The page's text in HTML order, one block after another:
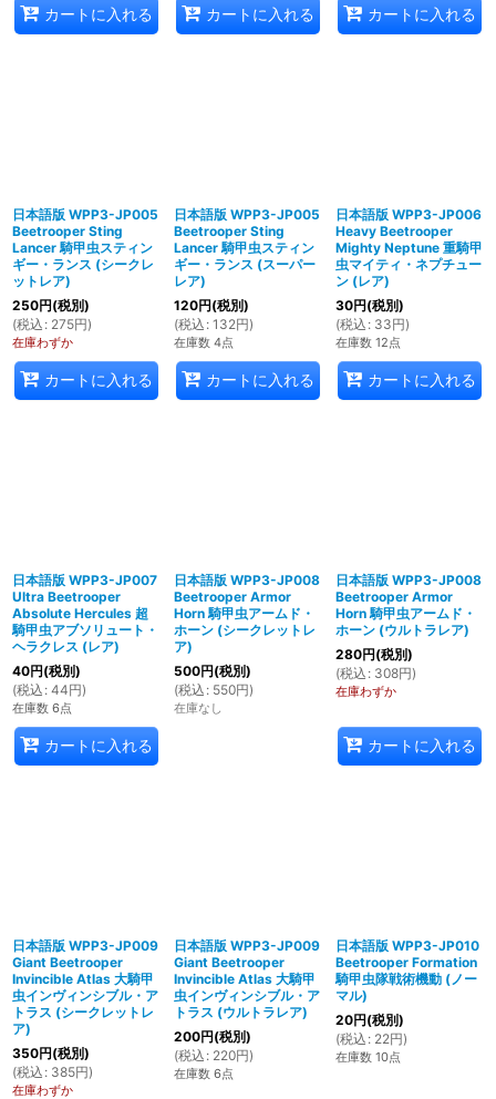
カートに入れる カートに入れる カートに入れる
日本語版 WPP3-JP005
Beetrooper Sting
Lancer 騎甲虫スティン
ギー・ランス (シークレ
ットレア)
250円(税別)
(税込 : 275円)
在庫わずか
カートに入れる
日本語版 WPP3-JP005
Beetrooper Sting
Lancer 騎甲虫スティン
ギー・ランス (スーパー
レア)
120円(税別)
(税込 : 132円)
在庫数 4点
カートに入れる
日本語版 WPP3-JP006
Heavy Beetrooper
Mighty Neptune 重騎甲
虫マイティ・ネプチュー
ン (レア)
30円(税別)
(税込 : 33円)
在庫数 12点
カートに入れる
日本語版 WPP3-JP007
Ultra Beetrooper
Absolute Hercules 超
騎甲虫アブソリュート・
ヘラクレス (レア)
40円(税別)
(税込 : 44円)
在庫数 6点
カートに入れる
日本語版 WPP3-JP008
Beetrooper Armor
Horn 騎甲虫アームド・
ホーン (シークレットレ
ア)
500円(税別)
(税込 : 550円)
在庫なし
日本語版 WPP3-JP008
Beetrooper Armor
Horn 騎甲虫アームド・
ホーン (ウルトラレア)
280円(税別)
(税込 : 308円)
在庫わずか
カートに入れる
日本語版 WPP3-JP009
Giant Beetrooper
Invincible Atlas 大騎甲
虫インヴィンシブル・ア
トラス (シークレットレ
ア)
350円(税別)
(税込 : 385円)
在庫わずか
日本語版 WPP3-JP009
Giant Beetrooper
Invincible Atlas 大騎甲
虫インヴィンシブル・ア
トラス (ウルトラレア)
200円(税別)
(税込 : 220円)
在庫数 6点
日本語版 WPP3-JP010
Beetrooper Formation
騎甲虫隊戦術機動 (ノー
マル)
20円(税別)
(税込 : 22円)
在庫数 10点